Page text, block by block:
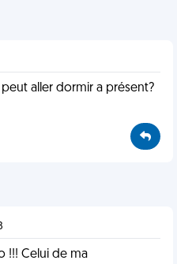
aller dormir a présent?
!!! Celui de ma